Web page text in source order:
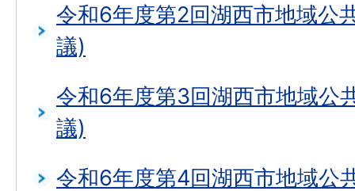
令和6年度第2回湖西市地域公
議)
令和6年度第3回湖西市地域公
議)
令和6年度第4回湖西市地域公